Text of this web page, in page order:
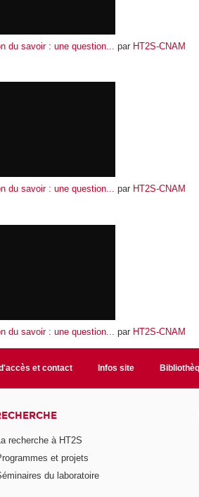
du savoir : une question... par HT2S-CNAM
du savoir : une question... par HT2S-CNAM
du savoir : une question... par HT2S-CNAM
et contact Infos site
recherche à HT2S
et projets
du laboratoire